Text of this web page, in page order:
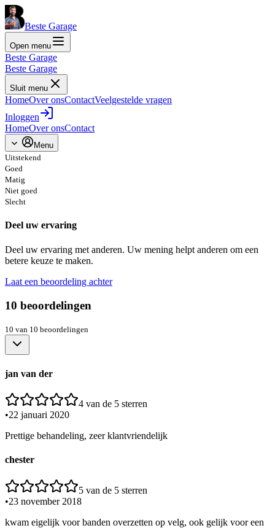
Beste Garage
Open menu
Beste Garage
Beste Garage
Sluit menu
HomeOver onsContactVeelgestelde vragen
Inloggen
HomeOver onsContact
Menu
Uitstekend
Goed
Matig
Niet goed
Slecht
Deel uw ervaring
Deel uw ervaring met anderen. Uw mening helpt anderen om een
betere keuze te maken.
Laat een beoordeling achter
10 beoordelingen
10 van 10 beoordelingen
jan van der
4 van de 5 sterren
•22 januari 2020
Prettige behandeling, zeer klantvriendelijk
chester
5 van de 5 sterren
•23 november 2018
kwam eigelijk voor banden overzetten op velg, ook gelijk voor een